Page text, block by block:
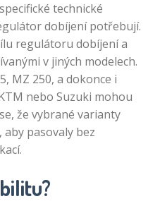
technické
dobíjení potřebují.
regulátoru dobíjení a
v jiných modelech.
MZ 250, a dokonce i
nebo Suzuki mohou
že vybrané varianty
pasovaly bez